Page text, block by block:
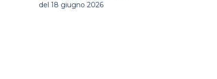
del 18 giugno 2026